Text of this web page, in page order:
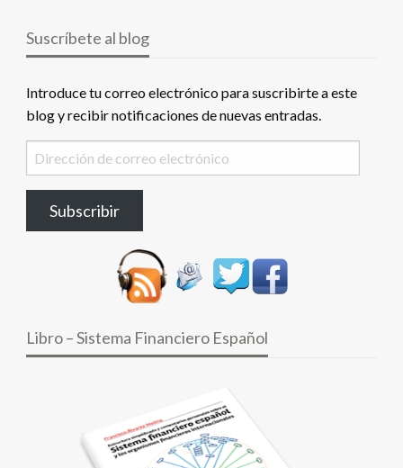
Suscríbete al blog
Introduce tu correo electrónico para suscribirte a este
blog y recibir notificaciones de nuevas entradas.
Dirección
de
electrónico
Subscribir
Libro – Sistema Financiero Español